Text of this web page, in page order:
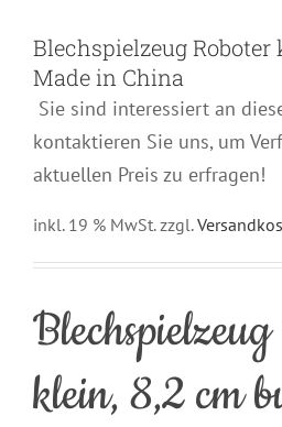
Blechspielzeug
Made in China
Sie sind interessiert an
kontaktieren Sie uns, um
aktuellen Preis zu erfragen!
inkl. 19 % MwSt. zzgl.
klein, 8,2 cm